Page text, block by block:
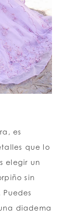
es
que lo
elegir un
sin
diadema